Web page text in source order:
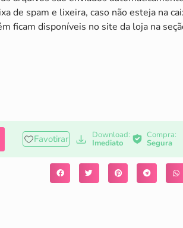
de spam e lixeira, caso não esteja na
ficam disponíveis no site da loja na
Favotirar Download:
Imediato
Compra:
Segura